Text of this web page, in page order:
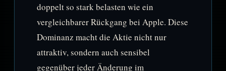
doppelt so stark belasten wie ein
vergleichbarer Rückgang bei Apple. Diese
Dominanz macht die Aktie nicht nur
attraktiv, sondern auch sensibel
gegenüber jeder Änderung im